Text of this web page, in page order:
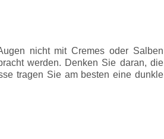
nicht mit Cremes oder Salben
werden. Denken Sie daran, die
tragen Sie am besten eine dunkle